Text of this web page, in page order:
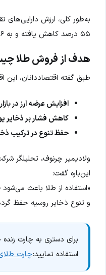
به‌طور کلی، ارزش
۵۵ درصد کاهش یافته و به ۵۱.۶ میلیارد دلار رسیده است.
هدف از فروش طلا
طبق گفته اقتصاددانان، این
افزایش عرضه ارز در
کاهش فشار بر ذخایر
حفظ تنوع در ترکیب
این‌باره گفت:
«استفاده از طلا باعث می‌شود
و تنوع ذخایر روسیه حفظ
برای دستری به چارت
استفاده نمایید:چارت